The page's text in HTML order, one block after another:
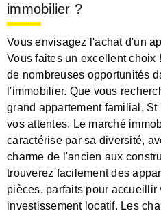
immobilier ?
Vous envisagez l'achat d'un
Vous faites un excellent choix
de nombreuses opportunités
l'immobilier. Que vous
grand appartement familial,
vos attentes. Le marché
caractérise par sa diversité,
charme de l'ancien aux
trouverez facilement des
pièces, parfaits pour accueillir
investissement locatif. Les